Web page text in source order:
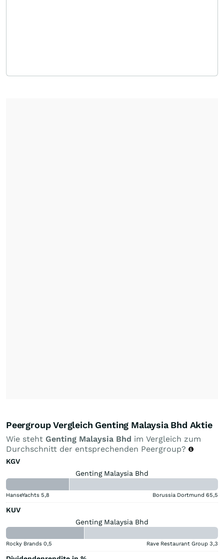
Peergroup Vergleich Genting Malaysia Bhd Aktie
Wie steht Genting Malaysia Bhd im Vergleich zum
Durchschnitt der entsprechenden Peergroup?
KGV
Genting Malaysia Bhd
HanseYachts 5,8 Borussia Dortmund 65,5
KUV
Genting Malaysia Bhd
Rocky Brands 0,5 Rave Restaurant Group 3,3